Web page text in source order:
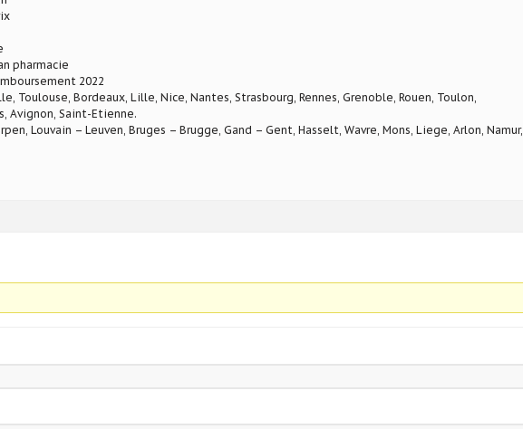
pharmacie
2022
Toulouse, Bordeaux, Lille, Nice, Nantes, Strasbourg, Rennes, Grenoble, Rouen, Toulon,
Avignon, Saint-Etienne.
Louvain – Leuven, Bruges – Brugge, Gand – Gent, Hasselt, Wavre, Mons, Liege, Arlon, Namur,